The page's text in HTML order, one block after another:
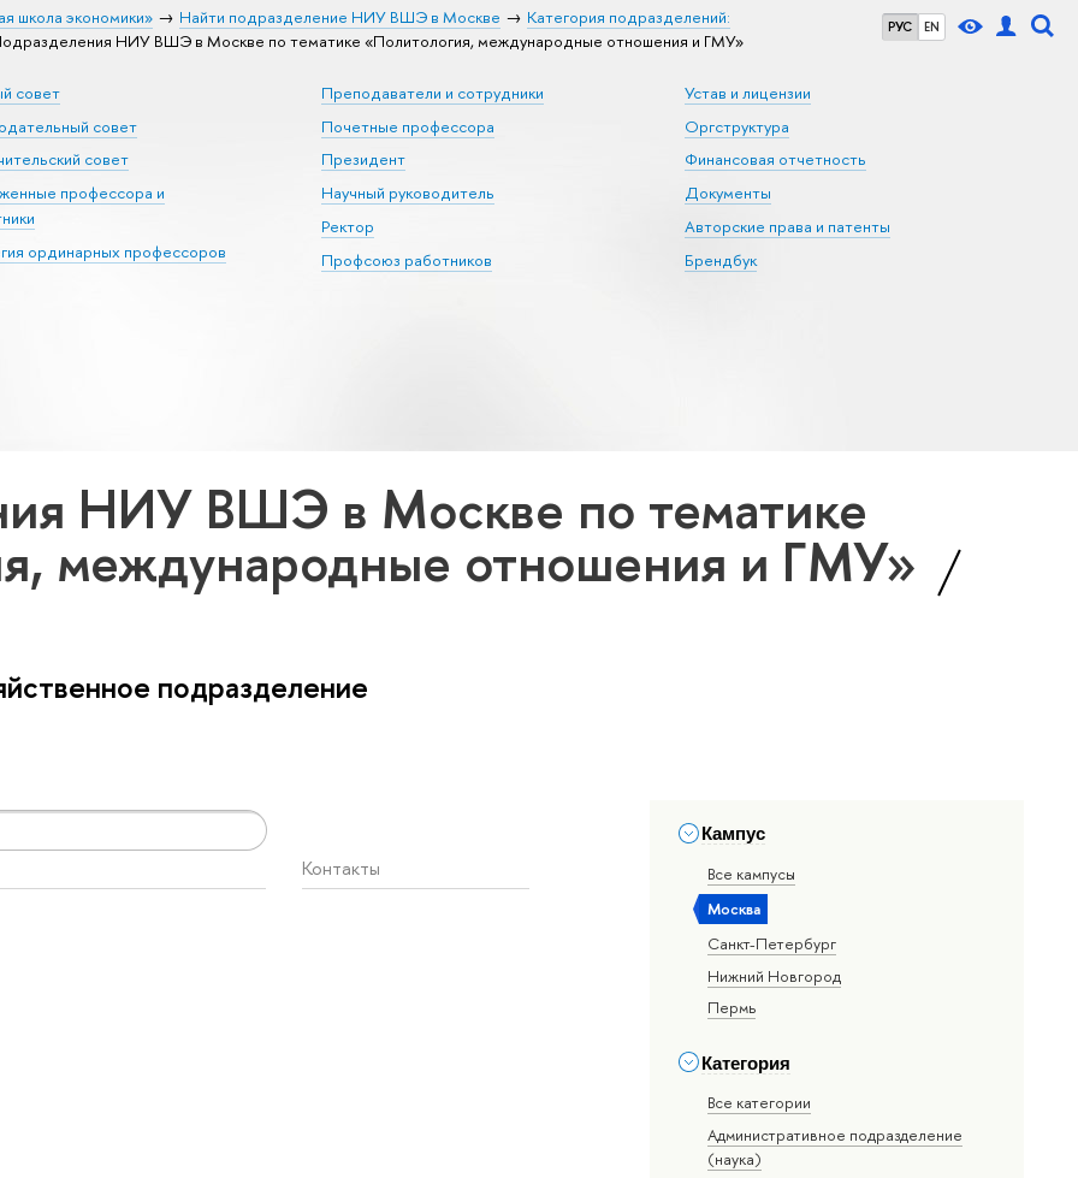
РУС EN
школа экономики» Найти подразделение НИУ ВШЭ в Москве
Категория подразделений:
НИУ ВШЭ в Москве по тематике «Политология, международные отношения и ГМУ»
совет
совет
совет
профессора и
ординарных профессоров
Преподаватели и сотрудники
Почетные профессора
Президент
Научный руководитель
Ректор
Профсоюз работников
Устав и лицензии
Оргструктура
Финансовая отчетность
Документы
Авторские права и патенты
Брендбук
НИУ ВШЭ в Москве по тематике
международные отношения и ГМУ»
подразделение
Кампус
Все кампусы
Москва
Санкт-Петербург
Нижний Новгород
Пермь
Категория
Все категории
Административное подразделение
(наука)
Контакты